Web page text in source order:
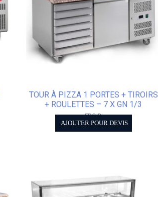
TOUR À PIZZA 1 PORTES + TIROIRS
+ ROULETTES – 7 X GN 1/3
FROID
AJOUTER POUR DEVIS